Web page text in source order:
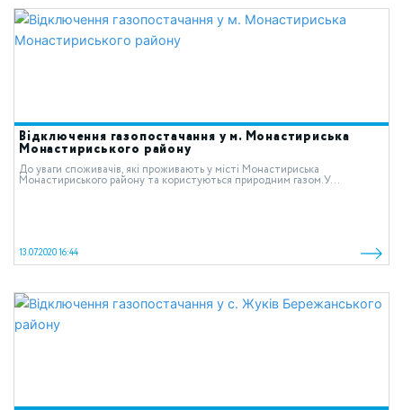
Відключення газопостачання у м. Монастириська
Монастириського району
До уваги споживачів, які проживають у місті Монастириська
Монастириського району та користуються природним газом.У...
13.07.2020 16:44